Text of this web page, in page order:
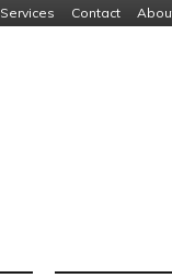
Services Contact